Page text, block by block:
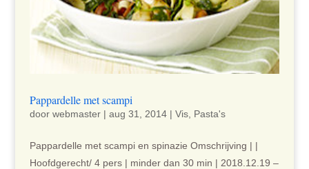
Pappardelle met scampi
door webmaster| aug 31, 2014| Vis, Pasta's
Pappardelle met scampi en spinazie Omschrijving | |
Hoofdgerecht/ 4 pers | minder dan 30 min | 2018.12.19 –